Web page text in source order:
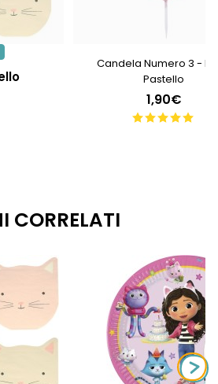
Candela Numero 3 -
Pastello
1,90€
CORRELATI